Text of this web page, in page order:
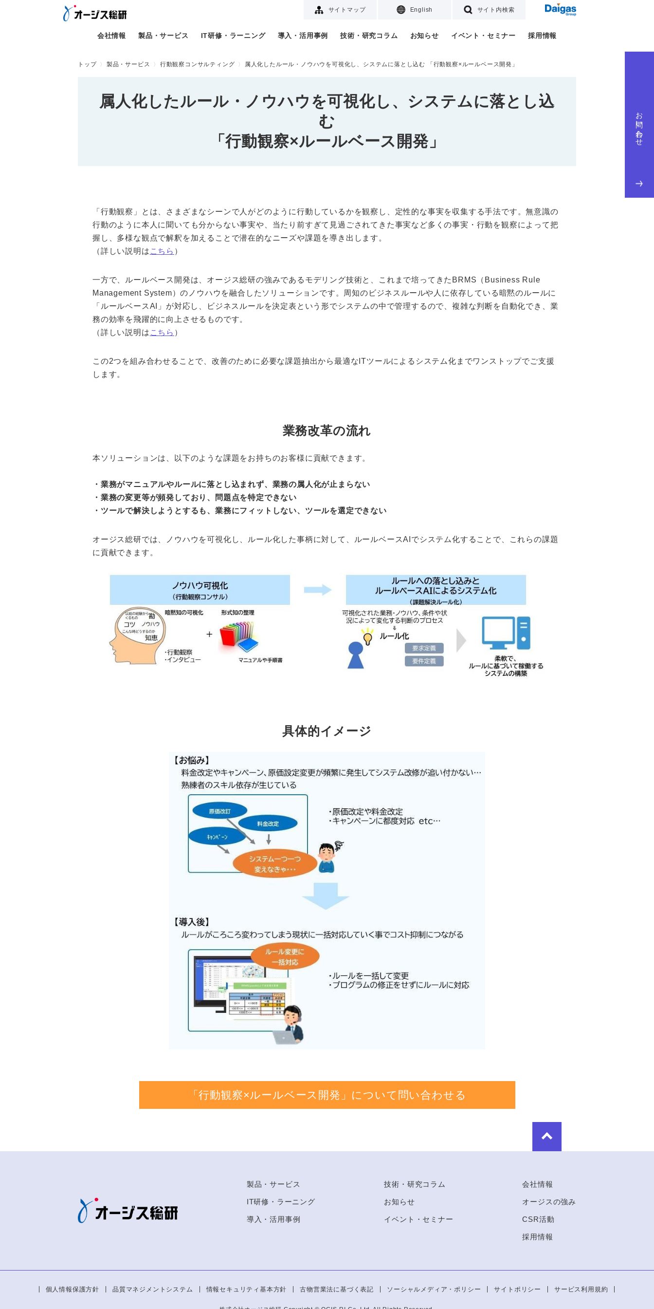
サイトマップ English サイト内検索
会社情報 製品・サービス IT研修・ラーニング 導入・活用事例 技術・研究コラム お知らせ イベント・セミナー 採用情報
お問い合わせ
トップ 製品・サービス 行動観察コンサルティング 属人化したルール・ノウハウを可視化し、システムに落とし込む 「行動観察×ルールベース開発」
属人化したルール・ノウハウを可視化し、システムに落とし込
む
「行動観察×ルールベース開発」
「行動観察」とは、さまざまなシーンで人がどのように行動しているかを観察し、定性的な事実を収集する手法です。無意識の
行動のように本人に聞いても分からない事実や、当たり前すぎて見過ごされてきた事実など多くの事実・行動を観察によって把
握し、多様な観点で解釈を加えることで潜在的なニーズや課題を導き出します。
（詳しい説明は こちら ）
一方で、ルールベース開発は、オージス総研の強みであるモデリング技術と、これまで培ってきたBRMS（Business Rule
Management System）のノウハウを融合したソリューションです。周知のビジネスルールや人に依存している暗黙のルールに
「ルールベースAI」が対応し、ビジネスルールを決定表という形でシステムの中で管理するので、複雑な判断を自動化でき、業
務の効率を飛躍的に向上させるものです。
（詳しい説明は こちら ）
この2つを組み合わせることで、改善のために必要な課題抽出から最適なITツールによるシステム化までワンストップでご支援
します。
業務改革の流れ
本ソリューションは、以下のような課題をお持ちのお客様に貢献できます。
・業務がマニュアルやルールに落とし込まれず、業務の属人化が止まらない
・業務の変更等が頻発しており、問題点を特定できない
・ツールで解決しようとするも、業務にフィットしない、ツールを選定できない
オージス総研では、ノウハウを可視化し、ルール化した事柄に対して、ルールベースAIでシステム化することで、これらの課題
に貢献できます。
具体的イメージ
「行動観察×ルールベース開発」について問い合わせる
製品・サービス
IT研修・ラーニング
導入・活用事例
技術・研究コラム
お知らせ
イベント・セミナー
会社情報
オージスの強み
CSR活動
採用情報
個人情報保護方針 品質マネジメントシステム 情報セキュリティ基本方針 古物営業法に基づく表記 ソーシャルメディア・ポリシー サイトポリシー サービス利用規約